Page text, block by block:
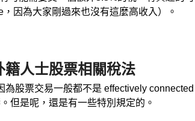
因為大家剛過來也沒有這麼高收入）。
人士股票相關稅法
股票交易一般都不是 effectively connected
但是呢，還是有一些特別規定的。